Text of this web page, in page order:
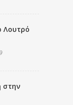
Λουτρό
στην